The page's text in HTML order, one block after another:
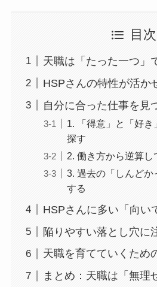
目次
天職は「たった一つ」
HSPさんの特性が活か
自分に合った仕事を見
1. 「得意」と「好
探す
2. 働き方から逆算し
3. 過去の「しんど
する
HSPさんに多い「向い
陥りやすい落とし穴に
天職を育てていくため
まとめ：天職は「無理